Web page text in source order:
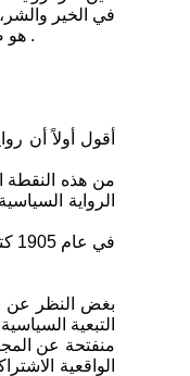
في الخير
هو صعب خلق التناسق بين الرغبة وممارستها بمستوى عمل روائي مؤول من تجربة سياسية معينة هي في " الانهيار " تجربة الاتحاد السوفياتي .
أقول أولاً أن
من هذه النقطة
الرواية
بغض النظر عن
التبعية
منفتحة عن
الواقعية